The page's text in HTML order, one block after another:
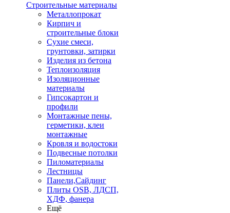
Строительные материалы
Металлопрокат
Кирпич и
строительные блоки
Сухие смеси,
грунтовки, затирки
Изделия из бетона
Теплоизоляция
Изоляционные
материалы
Гипсокартон и
профили
Монтажные пены,
герметики, клеи
монтажные
Кровля и водостоки
Подвесные потолки
Пиломатериалы
Лестницы
Панели,Сайдинг
Плиты OSB, ЛДСП,
ХДФ, фанера
Ещё